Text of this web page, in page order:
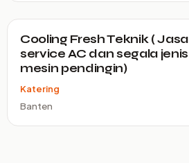
Cooling Fresh Teknik ( Jasa
service AC dan segala jenis
mesin pendingin)
Katering
Banten